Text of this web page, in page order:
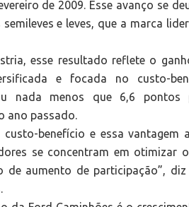
de 2009. Esse avanço se
e leves, que a marca
esse resultado reflete o
e focada no custo-
nada menos que 6,6 pontos
ano passado.
benefício e essa vantagem
se concentram em otimizar
aumento de participação”,